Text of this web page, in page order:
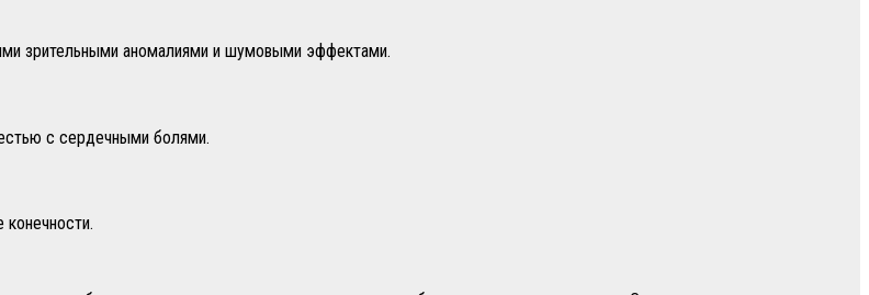
зрительными аномалиями и шумовыми эффектами.
с сердечными болями.